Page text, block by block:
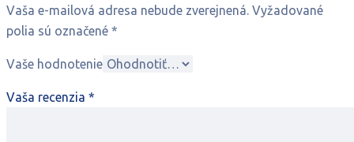
Vaša e-mailová adresa nebude zverejnená. Vyžadované
polia sú označené *
Vaše hodnotenie
Vaša recenzia *